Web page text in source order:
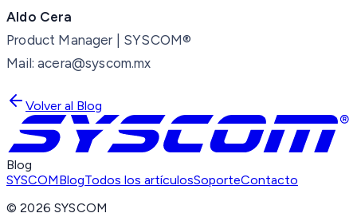
Aldo Cera
Product Manager | SYSCOM®
Mail: acera@syscom.mx
Volver al Blog
Blog
SYSCOMBlogTodos los artículosSoporteContacto
©2026 SYSCOM